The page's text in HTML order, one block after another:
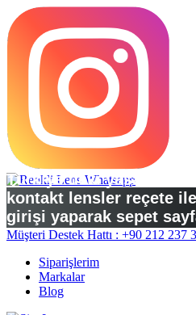
Türkiye’deki yasal
kontakt lensler reçete
girişi yaparak sepet
yükleyebilirsiniz.
Müşteri Destek Hattı : +90 212 237
Siparişlerim
Markalar
Blog